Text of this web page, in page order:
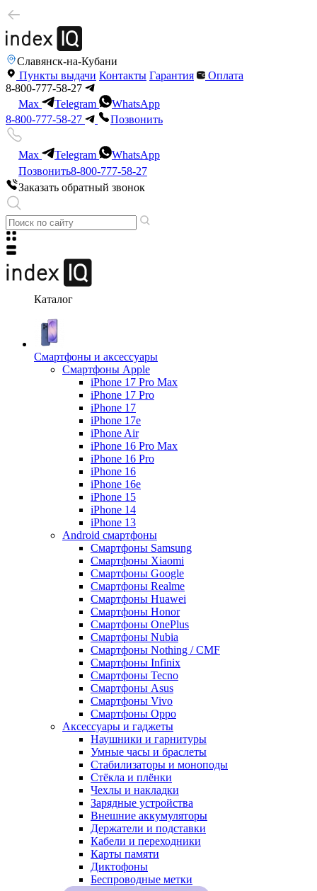
Славянск-на-Кубани
Пункты выдачи Контакты Гарантия
Оплата
8-800-777-58-27
Max
Telegram
WhatsApp
8-800-777-58-27
Позвонить
Max Telegram
WhatsApp
Позвонить8-800-777-58-27
Заказать обратный звонок
Каталог
Смартфоны и аксессуары
Смартфоны Apple
iPhone 17 Pro Max
iPhone 17 Pro
iPhone 17
iPhone 17e
iPhone Air
iPhone 16 Pro Max
iPhone 16 Pro
iPhone 16
iPhone 16e
iPhone 15
iPhone 14
iPhone 13
Android cмартфоны
Смартфоны Samsung
Смартфоны Xiaomi
Смартфоны Google
Смартфоны Realme
Смартфоны Huawei
Смартфоны Honor
Смартфоны OnePlus
Смартфоны Nubia
Смартфоны Nothing / CMF
Смартфоны Infinix
Смартфоны Tecno
Смартфоны Asus
Смартфоны Vivo
Смартфоны Oppo
Аксессуары и гаджеты
Наушники и гарнитуры
Умные часы и браслеты
Стабилизаторы и моноподы
Стёкла и плёнки
Чехлы и накладки
Зарядные устройства
Внешние аккумуляторы
Держатели и подставки
Кабели и переходники
Карты памяти
Диктофоны
Беспроводные метки